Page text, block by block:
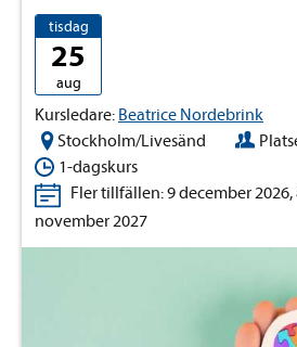
tisdag
25
aug
Kursledare: Beatrice Nordebrink
Stockholm/Livesänd
1-dagskurs
Fler tillfällen: 9 december 2026,
november 2027